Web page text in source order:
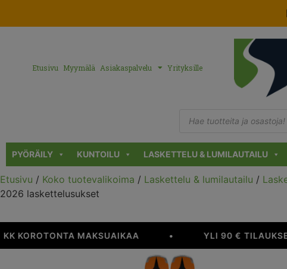
Etusivu Myymälä Asiakaspalvelu Yrityksille
PYÖRÄILY KUNTOILU LASKETTELU & LUMILAUTAILU
Etusivu / Koko tuotevalikoima / Laskettelu & lumilautailu /
2026 laskettelusukset
KOROTONTA MAKSUAIKAA YLI 90 €